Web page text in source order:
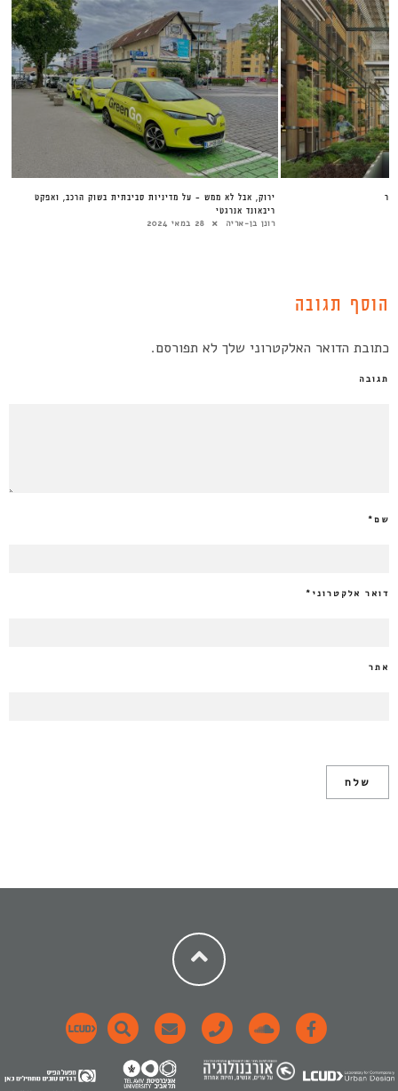
ירוק, אבל לא ממש – על מדיניות סביבתית בשוק הרכב, ואפקט
ריבאונד אנרגטי
רונן בן-אריה 28 במאי 2024
הוסף תגובה
כתובת הדואר האלקטרוני שלך לא תפורסם.
תגובה
שם*
דואר אלקטרוני *
אתר